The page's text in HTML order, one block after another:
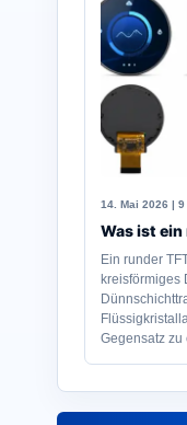
14. Mai 2026 |
Was ist ein
Ein runder
kreisförmiges
Gegensatz zu